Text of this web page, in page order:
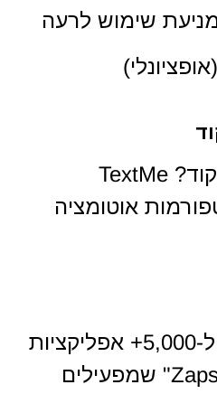
לא צריכים לכתוב קוד? TextMe
אוטומציה
חברו את TextMe ל-5,000+ אפליקציות
דרך Zapier. צרו "Zaps" שמפעילים